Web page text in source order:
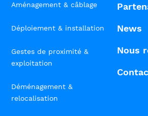
Aménagement & câblage
Déploiement & installation
Gestes de proximité &
exploitation
Déménagement &
relocalisation
News
Nous